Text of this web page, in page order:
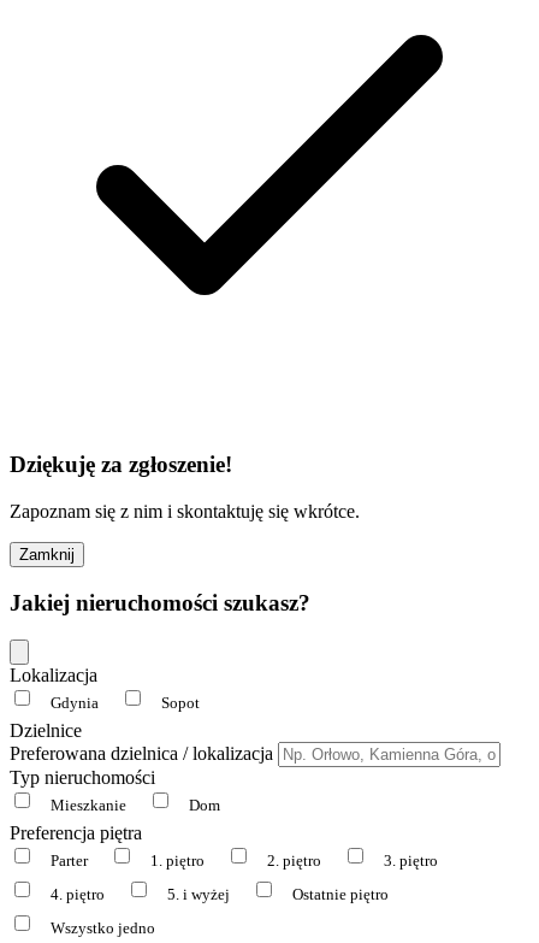
Dziękuję za zgłoszenie!
Zapoznam się z nim i skontaktuję się wkrótce.
Zamknij
Jakiej nieruchomości szukasz?
Lokalizacja
Gdynia Sopot
Dzielnice
Preferowana dzielnica / lokalizacja
Typ nieruchomości
Mieszkanie Dom
Preferencja piętra
Parter 1. piętro 2. piętro
3. piętro
4. piętro
5. i wyżej
Ostatnie piętro
Wszystko jedno